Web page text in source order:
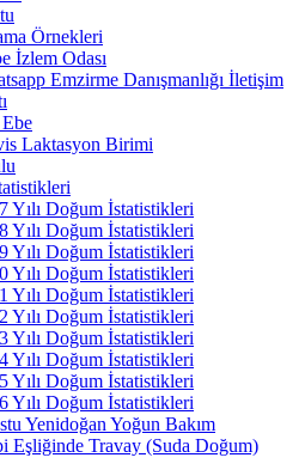
Örnekleri
İzlem Odası
Emzirme Danışmanlığı İletişim
Laktasyon Birimi
Yılı Doğum İstatistikleri
Yılı Doğum İstatistikleri
Yılı Doğum İstatistikleri
Yılı Doğum İstatistikleri
Yılı Doğum İstatistikleri
Yılı Doğum İstatistikleri
Yılı Doğum İstatistikleri
Yılı Doğum İstatistikleri
Yılı Doğum İstatistikleri
Yılı Doğum İstatistikleri
Yenidoğan Yoğun Bakım
Eşliğinde Travay (Suda Doğum)